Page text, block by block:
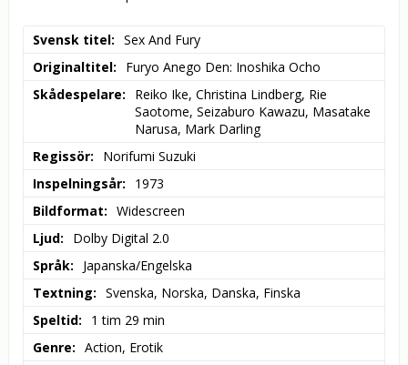
Svensk titel
Sex And Fury
Originaltitel
Furyo Anego Den: Inoshika Ocho
Skådespelare
Reiko Ike, Christina Lindberg, Rie
Saotome, Seizaburo Kawazu, Masatake
Narusa, Mark Darling
Regissör
Norifumi Suzuki
Inspelningsår
1973
Bildformat
Widescreen
Ljud
Dolby Digital 2.0
Språk
Japanska/Engelska
Textning
Svenska, Norska, Danska, Finska
Speltid
1 tim 29 min
Genre
Action, Erotik